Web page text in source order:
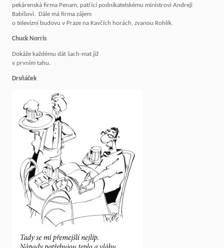
pekárenská firma Penam, patřící podnikatelskému ministrovi Andreji
Babišovi. Dále má firma zájem
o televizní budovu v Praze na Kavčích horách, zvanou Rohlík.
Chuck Norris
Dokáže každému dát šach-mat již
v prvním tahu.
Drsňáček